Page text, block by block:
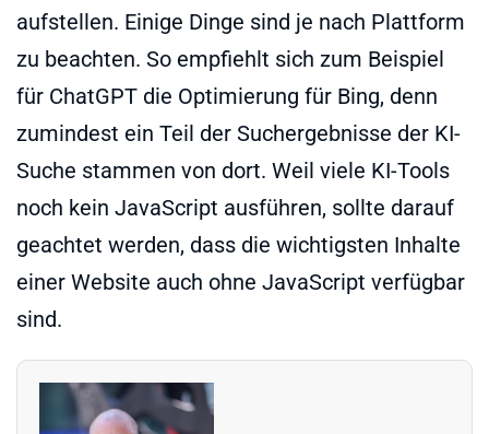
aufstellen. Einige Dinge sind je nach Plattform
zu beachten. So empfiehlt sich zum Beispiel
für ChatGPT die Optimierung für Bing, denn
zumindest ein Teil der Suchergebnisse der KI-
Suche stammen von dort. Weil viele KI-Tools
noch kein JavaScript ausführen, sollte darauf
geachtet werden, dass die wichtigsten Inhalte
einer Website auch ohne JavaScript verfügbar
sind.